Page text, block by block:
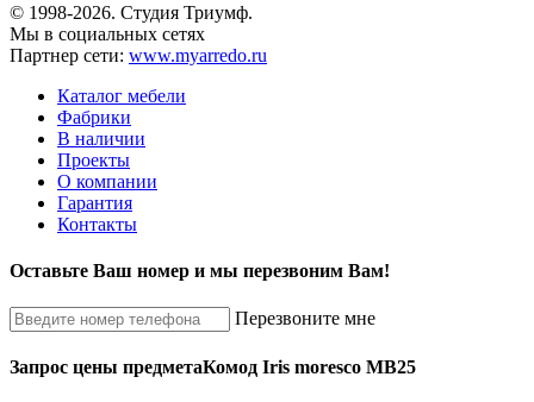
© 1998-2026. Студия Триумф.
Мы в социальных сетях
Партнер сети: www.myarredo.ru
Каталог мебели
Фабрики
В наличии
Проекты
О компании
Гарантия
Контакты
Оставьте Ваш номер и мы перезвоним Вам!
Перезвоните мне
Запрос цены предметаКомод Iris moresco MB25